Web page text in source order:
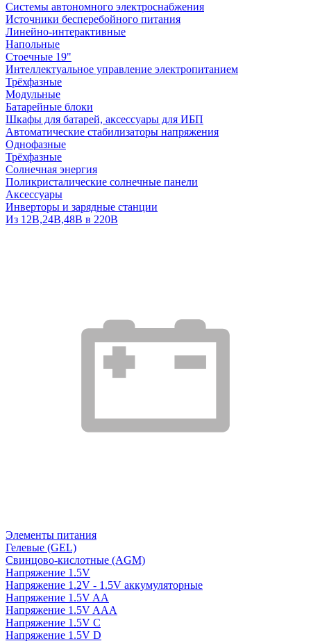
Системы автономного электроснабжения
Источники бесперебойного питания
Линейно-интерактивные
Напольные
Стоечные 19"
Интеллектуальное управление электропитанием
Трёхфазные
Модульные
Батарейные блоки
Шкафы для батарей, аксессуары для ИБП
Автоматические стабилизаторы напряжения
Однофазные
Трёхфазные
Солнечная энергия
Поликристалические солнечные панели
Аксессуары
Инверторы и зарядные станции
Из 12В,24В,48В в 220В
Элементы питания
Гелевые (GEL)
Свинцово-кислотные (AGM)
Напряжение 1.5V
Напряжение 1.2V - 1.5V аккумуляторные
Напряжение 1.5V AA
Напряжение 1.5V AAA
Напряжение 1.5V C
Напряжение 1.5V D